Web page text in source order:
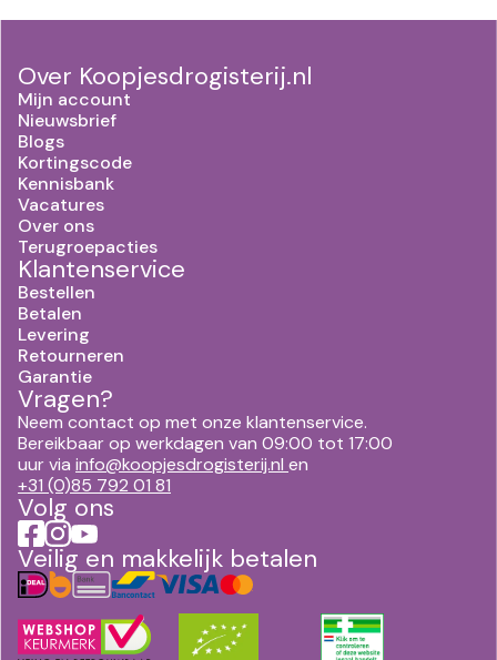
Over Koopjesdrogisterij.nl
Mijn account
Nieuwsbrief
Blogs
Kortingscode
Kennisbank
Vacatures
Over ons
Terugroepacties
Klantenservice
Bestellen
Betalen
Levering
Retourneren
Garantie
Vragen?
Neem contact op met onze klantenservice.
Bereikbaar op werkdagen van 09:00 tot 17:00
uur via info@koopjesdrogisterij.nl en
+31 (0)85 792 01 81
Volg ons
Veilig en makkelijk betalen